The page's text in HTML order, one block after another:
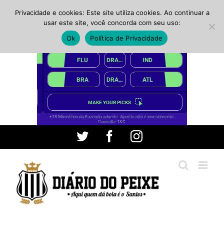
conteúdo
Twitter FacebookInstagram
Privacidade e cookies: Este site utiliza cookies. Ao continuar a
usar este site, você concorda com seu uso:
Ok
Política de Privacidade